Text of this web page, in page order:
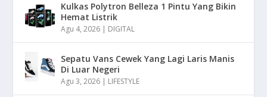
Kulkas Polytron Belleza 1 Pintu Yang Bikin
Hemat Listrik
Agu 4, 2026 | DIGITAL
Sepatu Vans Cewek Yang Lagi Laris Manis
Di Luar Negeri
Agu 3, 2026 | LIFESTYLE